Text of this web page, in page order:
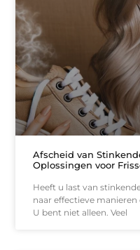
Afscheid van
Oplossingen voor
Heeft u last van
naar effectieve
U bent niet alleen. Veel